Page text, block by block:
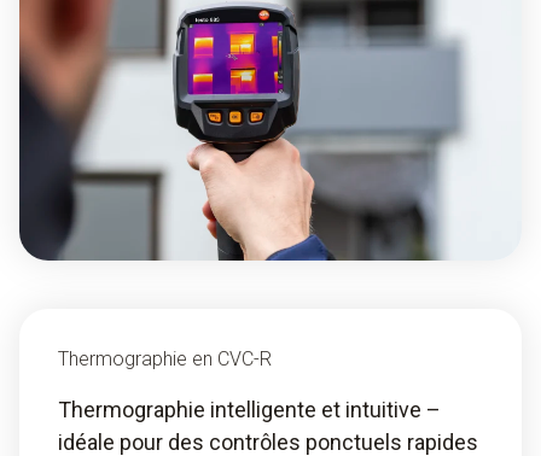
Thermographie en CVC-R
Thermographie intelligente et intuitive –
idéale pour des contrôles ponctuels rapides